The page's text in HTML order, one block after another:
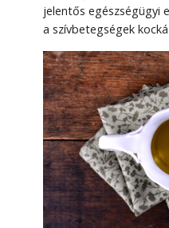
jelentős egészségügyi
a szívbetegségek